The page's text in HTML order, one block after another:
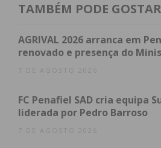
atualizada.
TAMBÉM PODE GOSTAR
AGRIVAL 2026 arranca em
renovado e presença do
7 DE AGOSTO 2026
FC Penafiel SAD cria equipa
liderada por Pedro Barroso
7 DE AGOSTO 2026